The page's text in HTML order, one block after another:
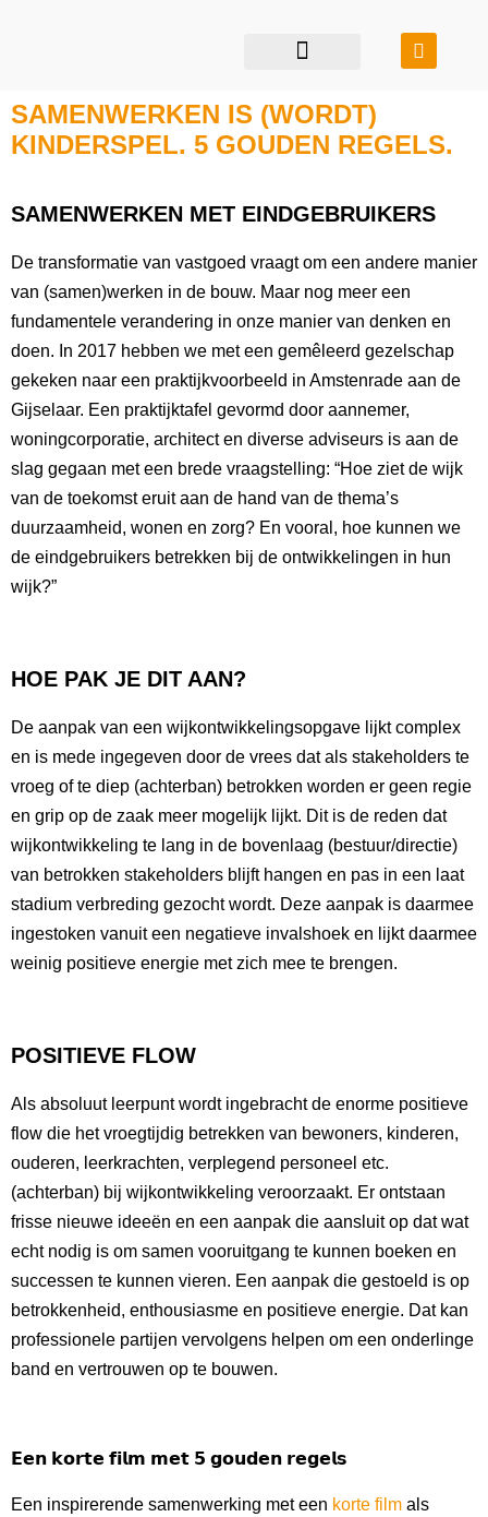
SAMENWERKEN IS (WORDT)
KINDERSPEL. 5 GOUDEN REGELS.
SAMENWERKEN MET EINDGEBRUIKERS
De transformatie van vastgoed vraagt om een andere manier
van (samen)werken in de bouw. Maar nog meer een
fundamentele verandering in onze manier van denken en
doen. In 2017 hebben we met een gemêleerd gezelschap
gekeken naar een praktijkvoorbeeld in Amstenrade aan de
Gijselaar. Een praktijktafel gevormd door aannemer,
woningcorporatie, architect en diverse adviseurs is aan de
slag gegaan met een brede vraagstelling: “Hoe ziet de wijk
van de toekomst eruit aan de hand van de thema’s
duurzaamheid, wonen en zorg? En vooral, hoe kunnen we
de eindgebruikers betrekken bij de ontwikkelingen in hun
wijk?”
HOE PAK JE DIT AAN?
De aanpak van een wijkontwikkelingsopgave lijkt complex
en is mede ingegeven door de vrees dat als stakeholders te
vroeg of te diep (achterban) betrokken worden er geen regie
en grip op de zaak meer mogelijk lijkt. Dit is de reden dat
wijkontwikkeling te lang in de bovenlaag (bestuur/directie)
van betrokken stakeholders blijft hangen en pas in een laat
stadium verbreding gezocht wordt. Deze aanpak is daarmee
ingestoken vanuit een negatieve invalshoek en lijkt daarmee
weinig positieve energie met zich mee te brengen.
POSITIEVE FLOW
Als absoluut leerpunt wordt ingebracht de enorme positieve
flow die het vroegtijdig betrekken van bewoners, kinderen,
ouderen, leerkrachten, verplegend personeel etc.
(achterban) bij wijkontwikkeling veroorzaakt. Er ontstaan
frisse nieuwe ideeën en een aanpak die aansluit op dat wat
echt nodig is om samen vooruitgang te kunnen boeken en
successen te kunnen vieren. Een aanpak die gestoeld is op
betrokkenheid, enthousiasme en positieve energie. Dat kan
professionele partijen vervolgens helpen om een onderlinge
band en vertrouwen op te bouwen.
𝗘𝗲𝗻 𝗸𝗼𝗿𝘁𝗲 𝗳𝗶𝗹𝗺 𝗺𝗲𝘁 𝟱 𝗴𝗼𝘂𝗱𝗲𝗻 𝗿𝗲𝗴𝗲𝗹𝘀
Een inspirerende samenwerking met een korte film als